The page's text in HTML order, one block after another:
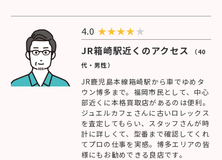
4.0 ★★★★★
JR箱崎駅近くのアクセス
（40
代・男性）
JR鹿児島本線箱崎駅から車でゆめタ
ウン博多まで。福岡市民として、中心
部近くに本格買取店があるのは便利。
ジュエルカフェさんに古いロレックス
を査定してもらい、スタッフさんが時
計に詳しくて、型番まで確認してくれ
てプロの仕事を実感。博多エリアの皆
様にもお勧めできる良店です。